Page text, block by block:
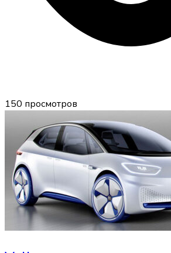
150 просмотров